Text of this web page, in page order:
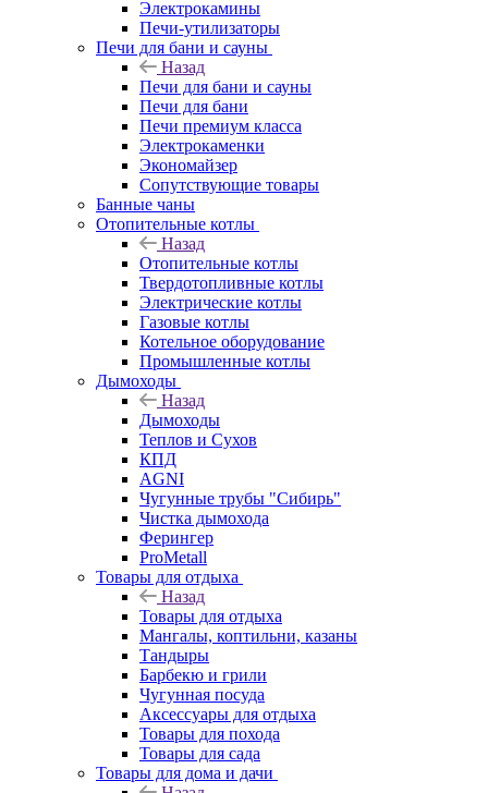
Электрокамины
Печи-утилизаторы
Печи для бани и сауны
Назад
Печи для бани и сауны
Печи для бани
Печи премиум класса
Электрокаменки
Экономайзер
Сопутствующие товары
Банные чаны
Отопительные котлы
Назад
Отопительные котлы
Твердотопливные котлы
Электрические котлы
Газовые котлы
Котельное оборудование
Промышленные котлы
Дымоходы
Назад
Дымоходы
Теплов и Сухов
КПД
AGNI
Чугунные трубы "Сибирь"
Чистка дымохода
Ферингер
ProMetall
Товары для отдыха
Назад
Товары для отдыха
Мангалы, коптильни, казаны
Тандыры
Барбекю и грили
Чугунная посуда
Аксессуары для отдыха
Товары для похода
Товары для сада
Товары для дома и дачи